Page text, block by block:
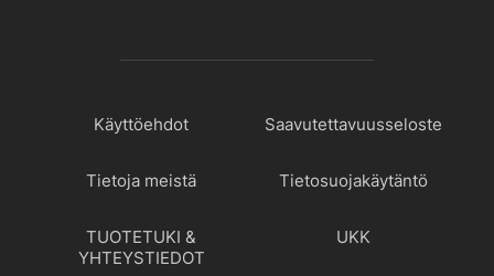
Käyttöehdot Saavutettavuusseloste
Tietoja meistä Tietosuojakäytäntö
TUOTETUKI &
YHTEYSTIEDOT
UKK